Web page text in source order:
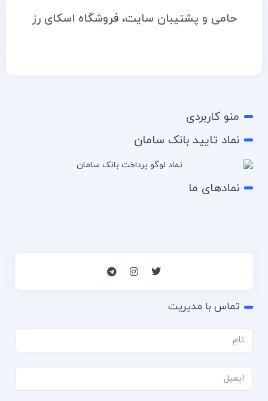
حامی و پشتیبان سایت، فروشگاه اسکای رز
منو کاربردی
نماد تایید بانک سامان
نمادهای ما
تماس با مدیریت